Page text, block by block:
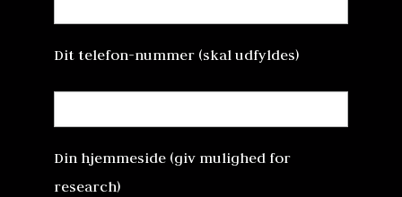
Dit telefon-nummer (skal udfyldes)
Din hjemmeside (giv mulighed for
research)